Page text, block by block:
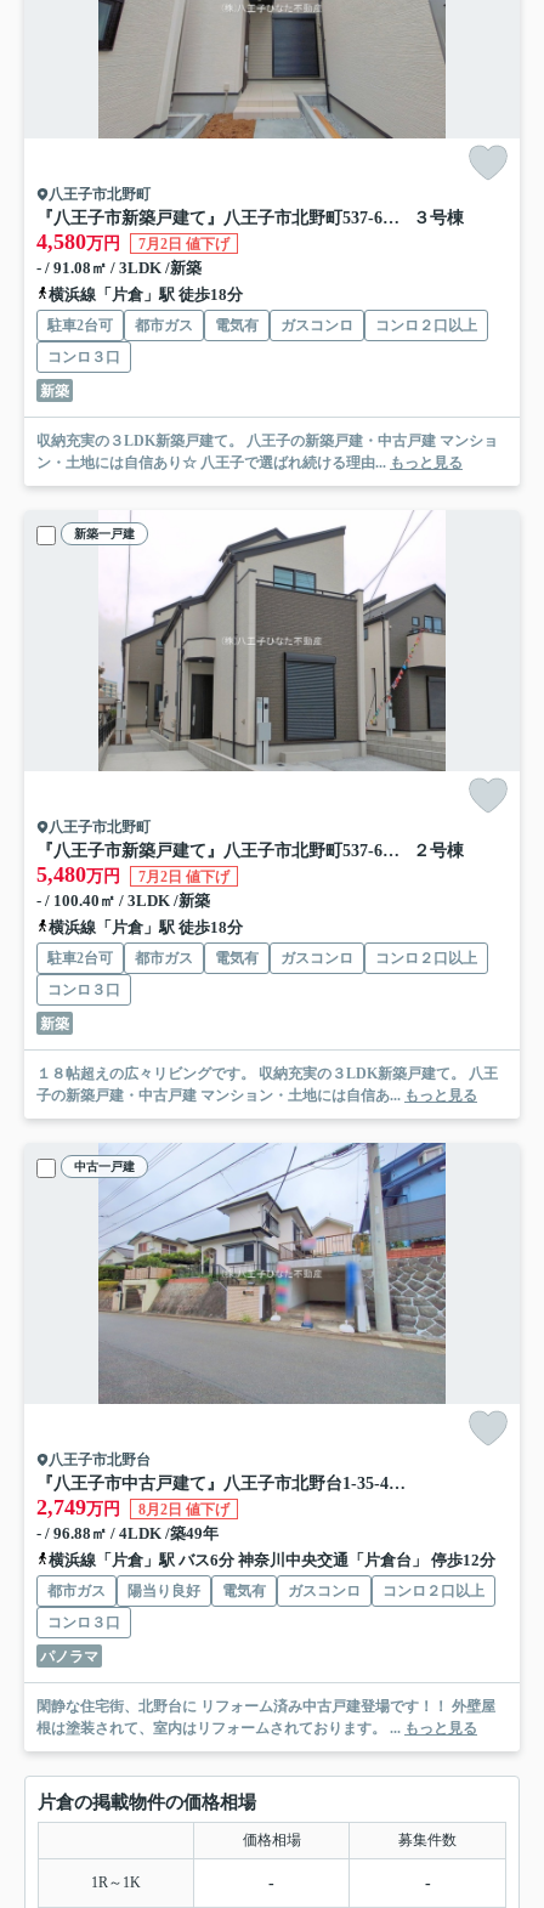
八王子市北野町
『八王子市新築戸建て』八王子市北野町537-6【仲介手数料無料】 ６期 ３号棟
4,580万円 7月2日 値下げ
- / 91.08㎡ / 3LDK /新築
横浜線「片倉」駅 徒歩18分
駐車2台可 都市ガス 電気有 ガスコンロ
コンロ２口以上
コンロ３口
新築
収納充実の３LDK新築戸建て。 八王子の新築戸建・中古戸建 マンショ
ン・土地には自信あり☆ 八王子で選ばれ続ける理由... もっと見る
新築一戸建
八王子市北野町
『八王子市新築戸建て』八王子市北野町537-6【仲介手数料無料】 ６期 ２号棟
5,480万円 7月2日 値下げ
- / 100.40㎡ / 3LDK /新築
横浜線「片倉」駅 徒歩18分
駐車2台可 都市ガス 電気有 ガスコンロ
コンロ２口以上
コンロ３口
新築
１８帖超えの広々リビングです。 収納充実の３LDK新築戸建て。 八王
子の新築戸建・中古戸建 マンション・土地には自信あ... もっと見る
中古一戸建
八王子市北野台
『八王子市中古戸建て』八王子市北野台1-35-4【仲介手数料無料】
2,749万円 8月2日 値下げ
- / 96.88㎡ / 4LDK /築49年
横浜線「片倉」駅 バス6分 神奈川中央交通「片倉台」 停歩12分
都市ガス 陽当り良好 電気有 ガスコンロ
コンロ２口以上
コンロ３口
パノラマ
閑静な住宅街、北野台に リフォーム済み中古戸建登場です！！ 外壁屋
根は塗装されて、室内はリフォームされております。 ... もっと見る
片倉の掲載物件の価格相場
価格相場 募集件数
1R～1K - -